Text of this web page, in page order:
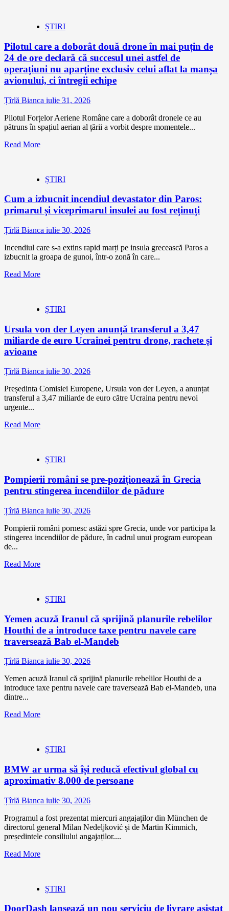
ȘTIRI
Pilotul care a doborât două drone în mai puțin de
24 de ore declară că succesul unei astfel de
operațiuni nu aparține exclusiv celui aflat la manșa
avionului, ci întregii echipe
Țîrlă Bianca iulie 31, 2026
Pilotul Forțelor Aeriene Române care a doborât dronele ce au
pătruns în spațiul aerian al țării a vorbit despre momentele...
Read More
ȘTIRI
Cum a izbucnit incendiul devastator din Paros:
primarul și viceprimarul insulei au fost reținuți
Țîrlă Bianca iulie 30, 2026
Incendiul care s-a extins rapid marți pe insula grecească Paros a
izbucnit la groapa de gunoi, într-o zonă în care...
Read More
ȘTIRI
Ursula von der Leyen anunță transferul a 3,47
miliarde de euro Ucrainei pentru drone, rachete și
avioane
Țîrlă Bianca iulie 30, 2026
Președinta Comisiei Europene, Ursula von der Leyen, a anunțat
transferul a 3,47 miliarde de euro către Ucraina pentru nevoi
urgente...
Read More
ȘTIRI
Pompierii români se pre-poziționează în Grecia
pentru stingerea incendiilor de pădure
Țîrlă Bianca iulie 30, 2026
Pompierii români pornesc astăzi spre Grecia, unde vor participa la
stingerea incendiilor de pădure, în cadrul unui program european
de...
Read More
ȘTIRI
Yemen acuză Iranul că sprijină planurile rebelilor
Houthi de a introduce taxe pentru navele care
traversează Bab el-Mandeb
Țîrlă Bianca iulie 30, 2026
Yemen acuză Iranul că sprijină planurile rebelilor Houthi de a
introduce taxe pentru navele care traversează Bab el-Mandeb, una
dintre...
Read More
ȘTIRI
BMW ar urma să își reducă efectivul global cu
aproximativ 8.000 de persoane
Țîrlă Bianca iulie 30, 2026
Programul a fost prezentat miercuri angajaților din München de
directorul general Milan Nedeljković și de Martin Kimmich,
președintele consiliului angajaților....
Read More
ȘTIRI
DoorDash lansează un nou serviciu de livrare asistat